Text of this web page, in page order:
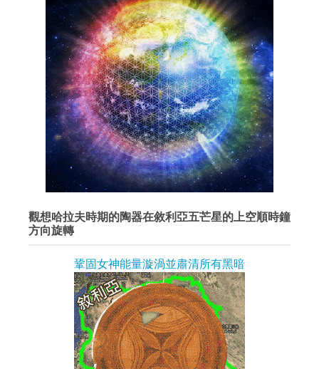
觀想哈拉夫時期的陶器在敘利亞五芒星的上空順時鐘
方向旋轉
鞏固女神能量漩渦並肅清所有黑暗